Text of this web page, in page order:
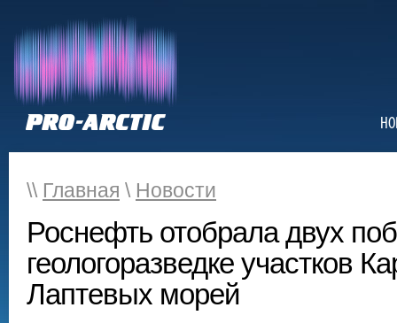
\\ Главная \ Новости
Роснефть отобрала двух
геологоразведке участков
Лаптевых морей